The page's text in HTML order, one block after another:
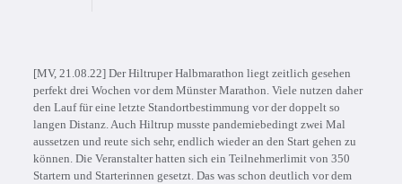
[MV, 21.08.22] Der Hiltruper Halbmarathon liegt zeitlich gesehen
perfekt drei Wochen vor dem Münster Marathon. Viele nutzen daher
den Lauf für eine letzte Standortbestimmung vor der doppelt so
langen Distanz. Auch Hiltrup musste pandemiebedingt zwei Mal
aussetzen und reute sich sehr, endlich wieder an den Start gehen zu
können. Die Veranstalter hatten sich ein Teilnehmerlimit von 350
Startern und Starterinnen gesetzt. Das was schon deutlich vor dem